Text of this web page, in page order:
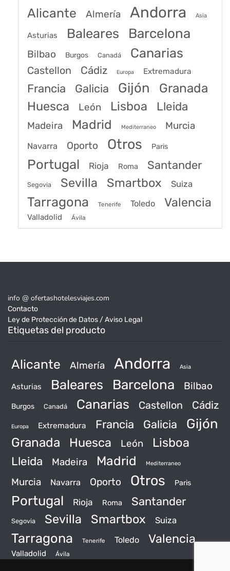
Alicante Almería Andorra Asia
Asturias Baleares Barcelona
Bilbao Burgos Canadá Canarias
Castellon Cádiz Europa Extremadura
Francia Galicia Gijón Granada
Huesca León Lisboa Lleida
Madeira Madrid Mediterraneo Murcia
Navarra Oporto Otros Paris
Portugal Rioja Roma Santander
Segovia Sevilla Smartbox Suiza
Tarragona Tenerife Toledo Valencia
Valladolid Ávila
info @ ofertashotelesviajes.com
Contacto
Ley de Protección de Datos / Aviso Legal
Etiquetas del producto
Alicante Almería Andorra Asia
Asturias Baleares Barcelona Bilbao
Burgos Canadá Canarias Castellon Cádiz
Europa Extremadura Francia Galicia Gijón
Granada Huesca León Lisboa
Lleida Madeira Madrid Mediterraneo
Murcia Navarra Oporto Otros Paris
Portugal Rioja Roma Santander
Segovia Sevilla Smartbox Suiza
Tarragona Tenerife Toledo Valencia
Valladolid Ávila